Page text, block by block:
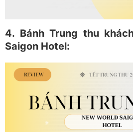
4. Bánh Trung thu
Saigon Hotel: